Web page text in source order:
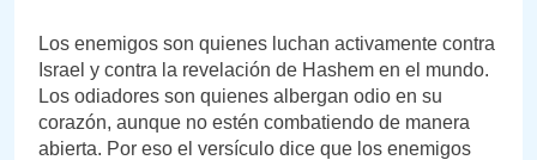
Los enemigos son quienes luchan activamente contra
Israel y contra la revelación de Hashem en el mundo.
Los odiadores son quienes albergan odio en su
corazón, aunque no estén combatiendo de manera
abierta. Por eso el versículo dice que los enemigos